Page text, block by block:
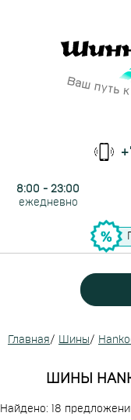
8:00 - 23:00
ежедневно
Главная/ Шины/
ШИНЫ
Найдено: 18